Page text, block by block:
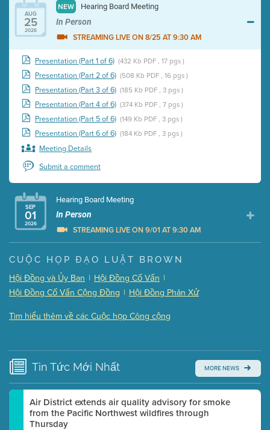
AUG
25
2026
NEW Hearing Board Meeting
In Person
STREAMING LIVE ON 8/25 AT 9:30 AM
Presentation (Part 1 of 6) (432 Kb PDF , 17 pgs )
Presentation (Part 2 of 6) (508 Kb PDF , 16 pgs )
Presentation (Part 3 of 6) (185 Kb PDF , 3 pgs )
Presentation (Part 4 of 6) (374 Kb PDF , 7 pgs )
Presentation (Part 5 of 6) (149 Kb PDF , 3 pgs )
Presentation (Part 6 of 6) (184 Kb PDF , 3 pgs )
Meeting Details
Submit a comment
SEP
01
2026
Hearing Board Meeting
In Person
STREAMING LIVE ON 9/01 AT 9:30 AM
Presentation (Part 1 of 3) (5 Mb PDF , 87 pgs )
Presentation (Part 2 of 3) (121 Kb PDF , 2 pgs )
Presentation (Part 3 of 3) (168 Kb PDF , 3 pgs )
Submit a comment
time.
Watch for real-time closed captioning with agenda
Learn more
CUỘC HỌP ĐẠO LUẬT BROWN
Hội Đồng và Ủy Ban | Hội Đồng Cố Vấn |
Hội Đồng Cố Vấn Cộng Đồng | Hội Đồng Phân Xử
Tìm hiểu thêm về các Cuộc họp Công cộng
Tin Tức Mới Nhất MORE NEWS
Air District extends air quality advisory for smoke
from the Pacific Northwest wildfires through
Thursday